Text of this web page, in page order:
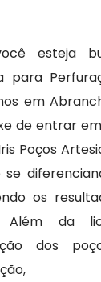
esteja
para
em
de entrar
Poços
se
os
Além da
dos